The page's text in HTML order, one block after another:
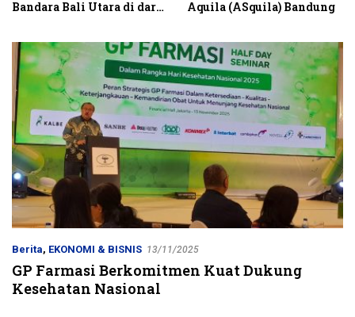
Bandara Bali Utara di darat
Aquila (ASquila) Bandung
Berita, EKONOMI & BISNIS 13/11/2025
GP Farmasi Berkomitmen Kuat Dukung
Kesehatan Nasional